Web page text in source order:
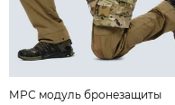
МРС модуль бронезащиты